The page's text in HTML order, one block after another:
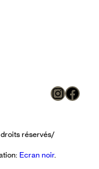
réservés/
Ecran noir.